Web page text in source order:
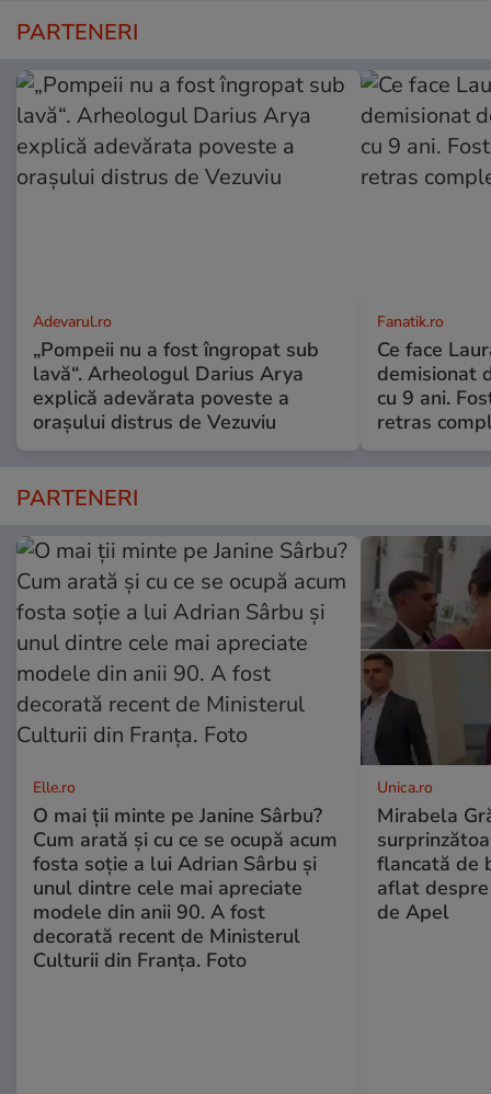
PARTENERI
Adevarul.ro
„Pompeii nu a fost îngropat sub
lavă“. Arheologul Darius Arya
explică adevărata poveste a
orașului distrus de Vezuviu
Fanatik.ro
Ce face
demisionat
cu 9 ani.
retras
PARTENERI
Elle.ro
O mai ții minte pe Janine Sârbu?
Cum arată și cu ce se ocupă acum
fosta soție a lui Adrian Sârbu și
unul dintre cele mai apreciate
modele din anii 90. A fost
decorată recent de Ministerul
Culturii din Franța. Foto
Unica.ro
Mirabela
flancată de
aflat
de Apel